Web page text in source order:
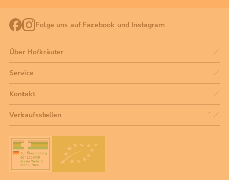
Folge uns auf Facebook und Instagram
Über Hofkräuter
Service
Kontakt
Verkaufsstellen